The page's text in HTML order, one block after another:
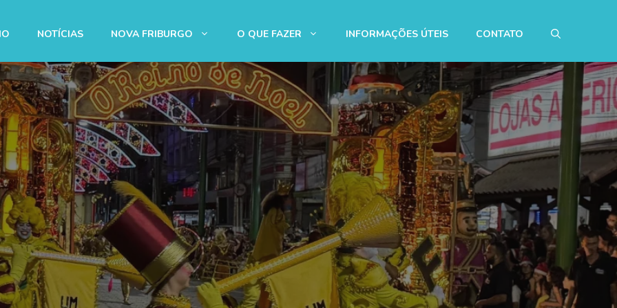
NOTÍCIAS NOVA FRIBURGO O QUE FAZER INFORMAÇÕES ÚTEIS CONTATO